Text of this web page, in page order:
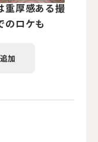
重厚感ある撮
ロケも
加